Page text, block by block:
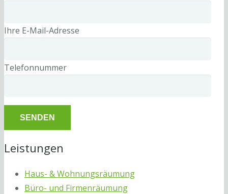
Ihre E-Mail-Adresse
Telefonnummer
Leistungen
Haus- & Wohnungsräumung
Büro- und Firmenräumung